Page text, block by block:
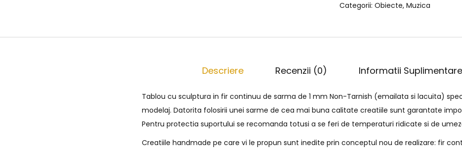
Categorii: Obiecte, Muzica
Descriere Recenzii (0) Informatii Suplimentare
Tablou cu sculptura in fir continuu de sarma de 1 mm Non-Tarnish (emailata si lacuita)
modelaj. Datorita folosirii unei sarme de cea mai buna calitate creatiile sunt garantate
Pentru protectia suportului se recomanda totusi a se feri de temperaturi ridicate si de
Creatiile handmade pe care vi le propun sunt inedite prin conceptul nou de realizare: fir